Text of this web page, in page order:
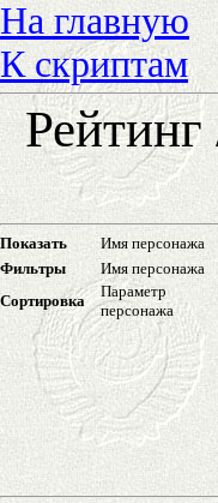
На главную
К скриптам
Показать
Имя персонажа
Фильтры
Имя персонажа
Сортировка
Параметр
персонажа